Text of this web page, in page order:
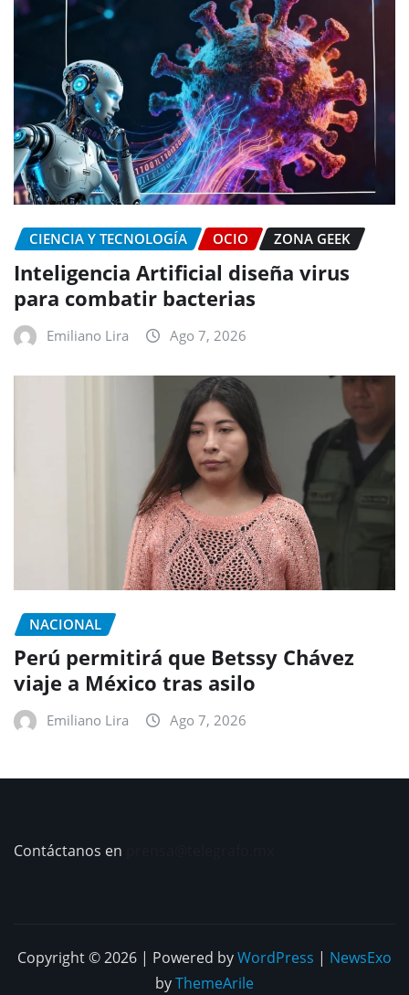
CIENCIA Y TECNOLOGÍA OCIO ZONA GEEK
Inteligencia Artificial diseña virus
para combatir bacterias
Emiliano Lira Ago 7, 2026
NACIONAL
Perú permitirá que Betssy Chávez
viaje a México tras asilo
Emiliano Lira Ago 7, 2026
Contáctanos en
Copyright © 2026 | Powered byWordPress | NewsExo
byThemeArile